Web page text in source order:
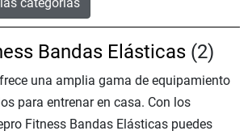
Bandas Elásticas (2)
una amplia gama de equipamiento
para entrenar en casa. Con los
Fitness Bandas Elásticas puedes